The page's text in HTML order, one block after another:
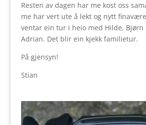
Resten av dagen har me kost oss
me har vert ute å lekt og nytt
ventar ein tur i heio med Hilde, Bjørn
Adrian. Det blir ein kjekk familietur.
På gjensyn!
Stian